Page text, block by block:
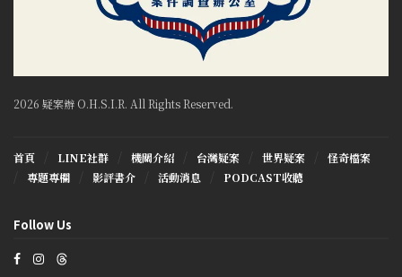
2026 疑案辦 O.H.S.I.R. All Rights Reserved.
首頁 LINE社群 機關介紹 台灣疑案 世界疑案
怪奇檔案
專題專欄
影評書介 活動消息 PODCAST收聽
Follow Us